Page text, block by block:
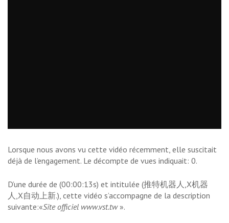
Lorsque nous avons vu cette vidéo récemment, elle suscitait
déjà de l’engagement. Le décompte de vues indiquait: 0.
D’une durée de (00:00:13s) et intitulée (推特机器人,X机器
人,X自动上新.), cette vidéo s’accompagne de la description
suivante:«Site officiel www.vst.tw».